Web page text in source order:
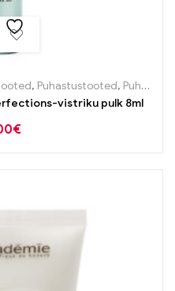
, Puhastustooted, Puhastustooted
vistriku pulk 8ml
€